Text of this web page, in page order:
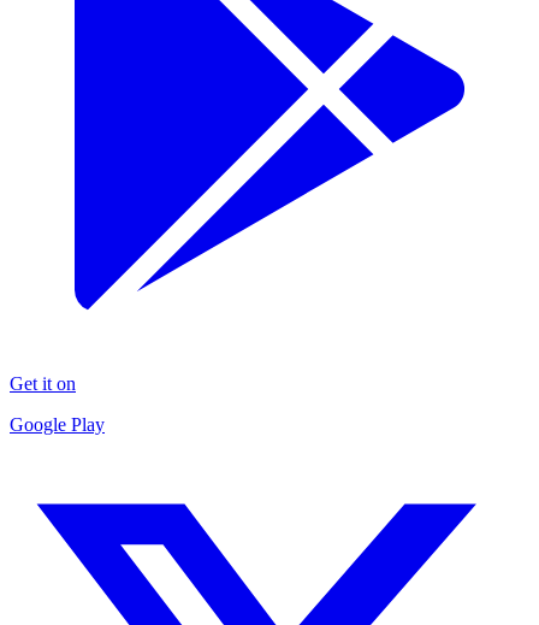
Get it on
Google Play